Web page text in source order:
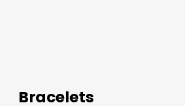
Bracelets